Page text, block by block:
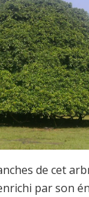
de cet
par son